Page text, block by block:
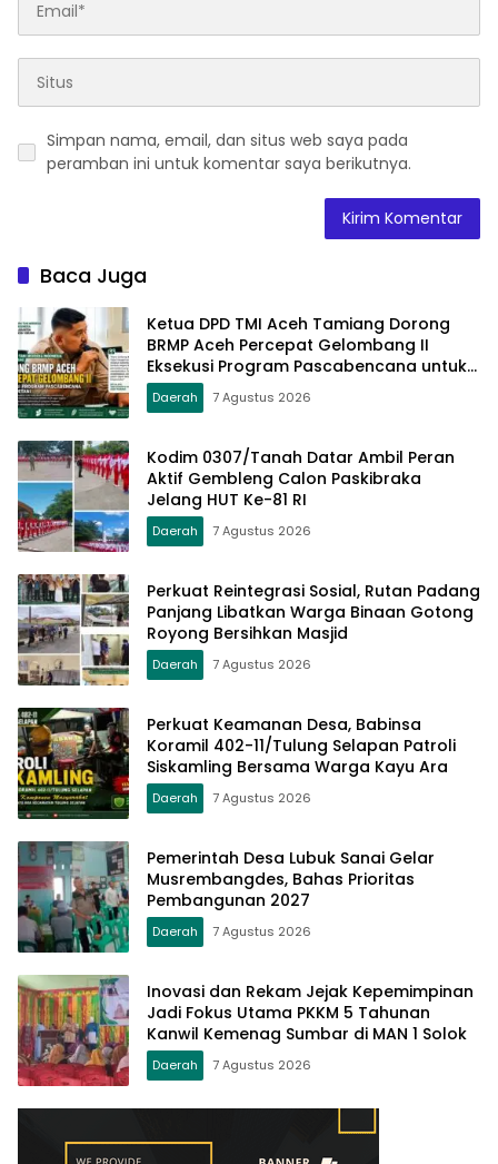
Simpan nama, email, dan situs web saya pada
peramban ini untuk komentar saya berikutnya.
Baca Juga
Ketua DPD TMI Aceh Tamiang Dorong
BRMP Aceh Percepat Gelombang II
Eksekusi Program Pascabencana untuk
Petani
Daerah 7 Agustus 2026
Kodim 0307/Tanah Datar Ambil Peran
Aktif Gembleng Calon Paskibraka
Jelang HUT Ke-81 RI
Daerah 7 Agustus 2026
Perkuat Reintegrasi Sosial, Rutan Padang
Panjang Libatkan Warga Binaan Gotong
Royong Bersihkan Masjid
Daerah 7 Agustus 2026
Perkuat Keamanan Desa, Babinsa
Koramil 402-11/Tulung Selapan Patroli
Siskamling Bersama Warga Kayu Ara
Daerah 7 Agustus 2026
Pemerintah Desa Lubuk Sanai Gelar
Musrembangdes, Bahas Prioritas
Pembangunan 2027
Daerah 7 Agustus 2026
Inovasi dan Rekam Jejak Kepemimpinan
Jadi Fokus Utama PKKM 5 Tahunan
Kanwil Kemenag Sumbar di MAN 1 Solok
Daerah 7 Agustus 2026